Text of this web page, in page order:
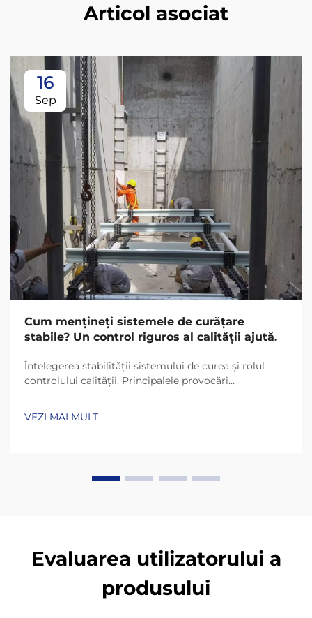
Articol asociat
16
Sep
Cum mențineți sistemele de curățare
stabile? Un control riguros al calității ajută.
Înțelegerea stabilității sistemului de curea și rolul
controlului calității. Principalele provocări
acumularea neuniformă a materialului pe suprafețe,
VEZI MAI MULT
Evaluarea utilizatorului a
produsului